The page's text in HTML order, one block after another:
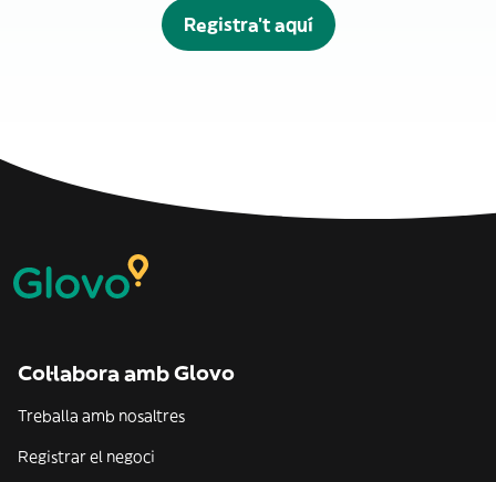
Registra't aquí
Col·labora amb Glovo
Treballa amb nosaltres
Registrar el negoci